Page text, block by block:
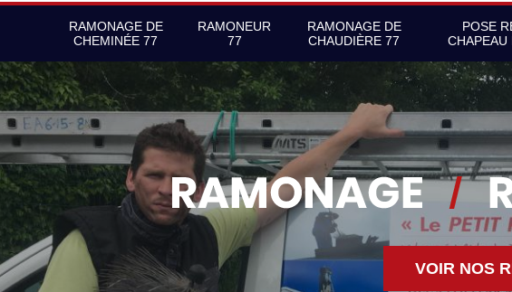
RAMONAGE DE
CHEMINÉE 77
RAMONEUR
77
RAMONAGE DE
CHAUDIÈRE 77
POSE
CHAPEAU
VOIR NOS